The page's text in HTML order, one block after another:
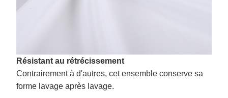
Résistant au rétrécissement
Contrairement à d'autres, cet ensemble conserve sa
forme lavage après lavage.